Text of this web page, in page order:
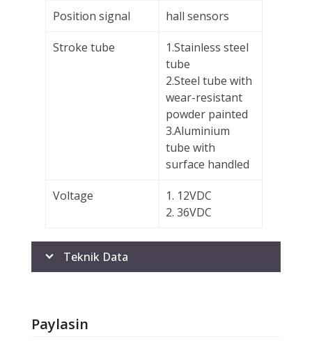
Position signal hall sensors
Stroke tube
1.Stainless steel
tube
2.Steel tube with
wear-resistant
powder painted
3.Aluminium
tube with
surface handled
Voltage
1. 12VDC
2. 36VDC
Teknik Data
Paylasin